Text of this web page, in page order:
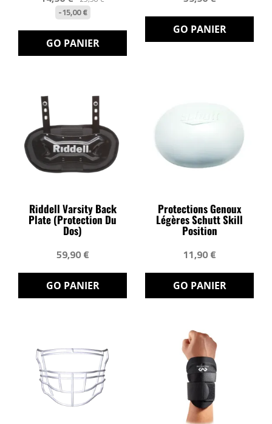
-15,00 €
GO PANIER
GO PANIER
Riddell Varsity Back
Plate (protection Du
Dos)
59,90 €
GO PANIER
Protections Genoux
Légères Schutt Skill
Position
11,90 €
GO PANIER